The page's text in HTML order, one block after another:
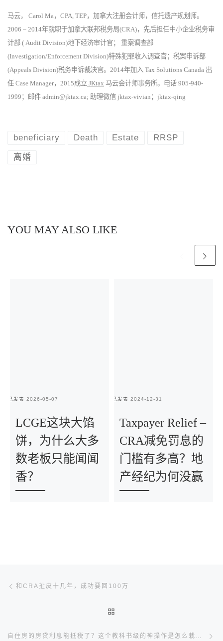
马云， Carol Ma，CPA, TEP，加拿大注册会计师，信托遗产规划师。
2006 – 2014年就职于加拿大联邦税务局(CRA)，先后担任中小企业税务审
计部 ( Audit Division)地下经济审计官； 重案调查部
(Investigation/Enforcement Division)特殊犯罪收入调查官；税案申诉部
(Appeals Division)税务申诉裁决官。2014年加入 Tax Solutions Canada 出
任 Case Manager，2015成立 JKtax 马云会计师事务所。电话 905-940-
1999；邮件 admin@jktax.ca; 助理微信 jktax-vivian；jktax-qing
beneficiary Death Estate RRSP
离婚
YOU MAY ALSO LIKE
已发表 2026-05-07
LCGE这块大馅
饼，为什么大多
数老板只能闻闻
香？
已发表 2024-12-31
Taxpayer Relief –
CRA减免罚息的
门槛有多高？地
产经纪为何没赢
文章导航
和CRA扯皮十几年，成功要回100万
自住房的房贷利息能抵税了？这个教科书级的神操作是怎么栽的？